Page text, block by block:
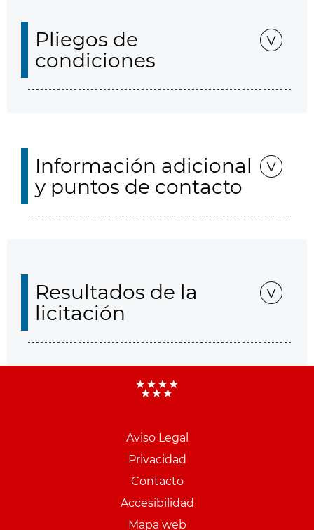
Pliegos de
condiciones
Información adicional
y puntos de contacto
Resultados de la
licitación
Aviso Legal
Privacidad
Contacto
Accesibilidad
Mapa web